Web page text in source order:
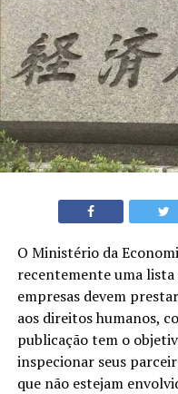
O Ministério da
recentemente uma lista
empresas devem
aos direitos humanos,
publicação tem o
inspecionar seus
que não estejam